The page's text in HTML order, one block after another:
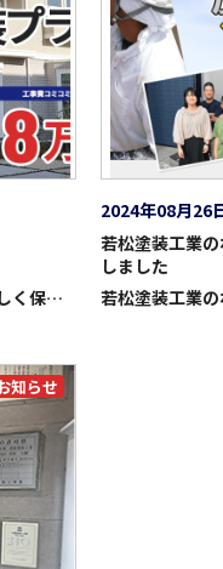
1.はじめに 塗装工事は、建物の外観を美しく保つだけでなく、雨風や紫外線から守るために非常に重要な作業です。適切な塗料を選ぶことで、建物の耐久性が向上し、メンテナンス費用を抑えることができます。しかし、塗装にはさまざまな種類があり、目的や場所によって最適なものが異なります。本記事では、塗装の基本的な種類や用途別に適した塗料、さらには最近注目されている機能性塗料について詳しく解説します。 2. 油性塗料と水性塗料 まず、塗料の大きな分類として「油性塗料」と「水性塗料」があります。これらは、主に屋外用か屋内用か、環境に与える影響、そして耐久性などで違いがあります。 油性塗料は溶剤を基にしているため、耐久性や防水性に優れています。特に屋外で使用されることが多く、強い紫外線や雨風に対する保護効果が高いです。ただし、臭いが強く、施工時には換気が必要です。また、乾燥に時間がかかる点もデメリットと言えます。屋外での使用が一般的ですが、長持ちするという利点があり、外壁や屋根などに向いています。 一方、水性塗料は水を主成分とした塗料で、臭いが少なく環境にもやさしいという特徴があります。屋内での使用に適しており、乾燥が速いことも魅力です。特に住宅の内装やDIYで使われることが多く、扱いやすさが利点です。ただし、油性塗料に比べると耐久性に劣る場合があるため、使用する場所に応じて選ぶ必要があります。 3. 用途別の塗装 塗装の用途は非常に多様で、外壁、内装、防水といった目的に応じた塗料を選ぶことが大切です。 外壁塗装では、耐候性の高い塗料が一般的に使用されます。外壁は常に雨や紫外線にさらされるため、耐久性が重要です。シリコン塗料やフッ素塗料がよく使われ、これらは長期間にわたって外観を保つことができます。また、近年では断熱性や防汚性を持つ塗料も普及しており、エネルギー効率の向上や建物の美観維持に一役買っています。 内装塗装は、美観を整えるだけでなく、室内の環境に直接影響を与えます。例えば、防カビ効果のある塗料は、湿気が多い場所や換気が難しい部屋に最適です。また、デザイン性を重視した塗料も多く、部屋の印象を大きく変えることができます。水性塗料が主流で、臭いが少なく、乾燥が早いため、居住中の施工にも向いています。 防水塗装は、屋上やベランダ、外階段など、雨水がたまりやすい場所に使われます。ウレタン塗料やシリコン塗料が防水塗料として広く使用されており、弾力性があり、ひび割れを防ぐ機能も持っています。これにより、雨漏りを防ぎ、建物全体の劣化を防止する効果が期待されます。 4. 機能性塗料 近年では、塗装の目的が「保護」や「美観」を超え、さまざまな機能を持つ塗料が注目されています。これらの塗料は、特定の環境下での効果を発揮し、建物の性能を向上させます。 断熱塗料は、外壁や屋根に使用されることが多く、夏は熱を反射して涼しく、冬は暖気を逃がさないという効果があります。これにより、室内の快適性が向上し、エアコンなどの使用を減らすことで省エネにもつながります。 防汚塗料は、外壁に使用されることが多く、汚れが付きにくい効果があります。特に雨が降ると汚れが自然に落ちるセルフクリーニング機能を持つものもあり、外壁のメンテナンスが容易になります。これにより、長期間にわたって美観を維持することが可能です。 防錆塗料は、鉄や鋼などの金属部分に使用され、サビの発生を防ぎます。金属は湿気や雨によって容易に腐食するため、これらの塗料は橋やフェンス、鉄骨構造の建物などで使用され、長期的に保護する効果があります。 5. まとめ 塗装工事では、塗料の選び方が工事の結果に大きく影響します。油性塗料と水性塗料の違いや、用途別の最適な塗料を理解することで、建物の保護や美観を効果的に維持できます。さらに、機能性塗料を活用することで、断熱効果や防汚効果、防錆効果などの付加価値を得ることができます。塗料を適切に選び、長期的なメンテナンスコストを抑えるためにも、塗料の特性を理解し、計画的な塗装工事を行うことが重要です。
2024年08月26
若松塗装工業
しました
知らせ